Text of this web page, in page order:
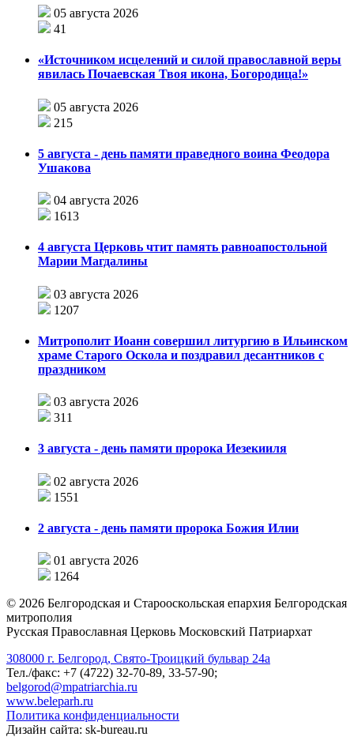
05 августа 2026
41
«Источником исцелений и силой православной веры
явилась Почаевская Твоя икона, Богородица!»
05 августа 2026
215
5 августа - день памяти праведного воина Феодора
Ушакова
04 августа 2026
1613
4 августа Церковь чтит память равноапостольной
Марии Магдалины
03 августа 2026
1207
Митрополит Иоанн совершил литургию в Ильинском
храме Старого Оскола и поздравил десантников с
праздником
03 августа 2026
311
3 августа - день памяти пророка Иезекииля
02 августа 2026
1551
2 августа - день памяти пророка Божия Илии
01 августа 2026
1264
© 2026 Белгородская и Старооскольская епархия Белгородская
митрополия
Русская Православная Церковь Московский Патриархат
308000 г. Белгород, Свято-Троицкий бульвар 24а
Тел./факс: +7 (4722) 32-70-89, 33-57-90;
belgorod@mpatriarchia.ru
www.beleparh.ru
Политика конфиденциальности
Дизайн сайта: sk-bureau.ru